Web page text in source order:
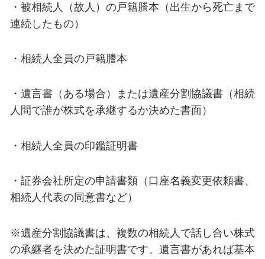
・被相続人（故人）の戸籍謄本（出生から死亡まで
連続したもの）
・相続人全員の戸籍謄本
・遺言書（ある場合）または遺産分割協議書（相続
人間で誰が株式を承継するか決めた書面）
・相続人全員の印鑑証明書
・証券会社所定の申請書類（口座名義変更依頼書、
相続人代表の同意書など）
※遺産分割協議書は、複数の相続人で話し合い株式
の承継者を決めた証明書です。遺言書があれば基本